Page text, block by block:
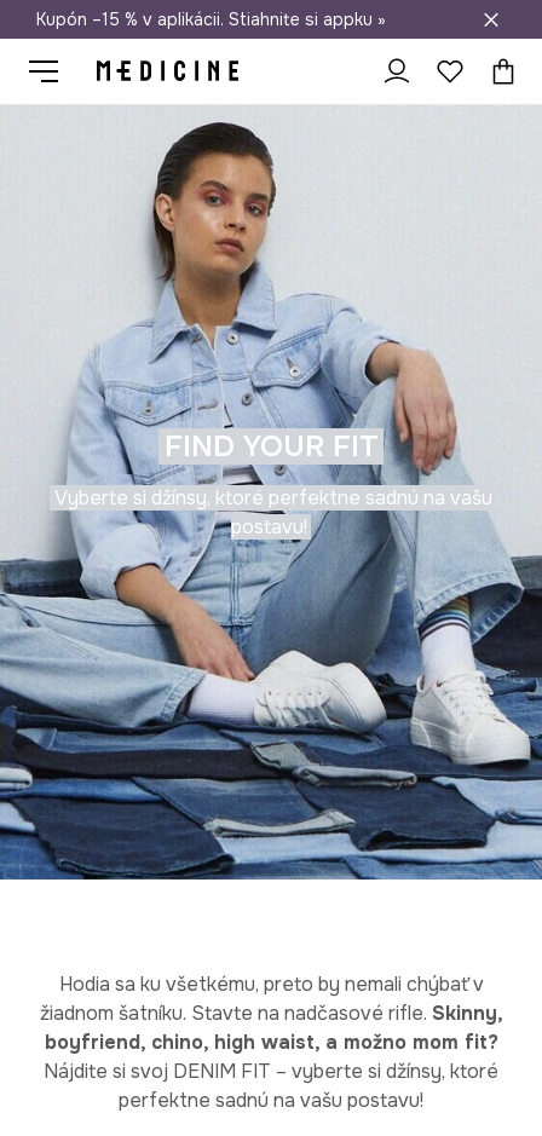
Doprava zadarmo od 50 €
Kupón –15 % v aplikácii. Stiahnite si appku »
FIND YOUR FIT
Vyberte si džínsy, ktoré perfektne sadnú na vašu
postavu!
Hodia sa ku všetkému, preto by nemali chýbať v
žiadnom šatníku. Stavte na nadčasové rifle. Skinny,
boyfriend, chino, high waist, a možno mom fit?
Nájdite si svoj DENIM FIT – vyberte si džínsy, ktoré
perfektne sadnú na vašu postavu!